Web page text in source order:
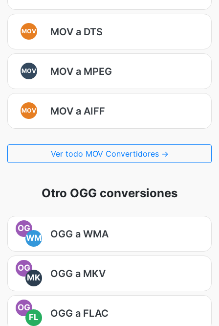
MOV MOV a DTS
MOV MOV a MPEG
MOV MOV a AIFF
Ver todo MOV Convertidores →
Otro OGG conversiones
OG
WM
OGG a WMA
OG
MK
OGG a MKV
OG
FL
OGG a FLAC